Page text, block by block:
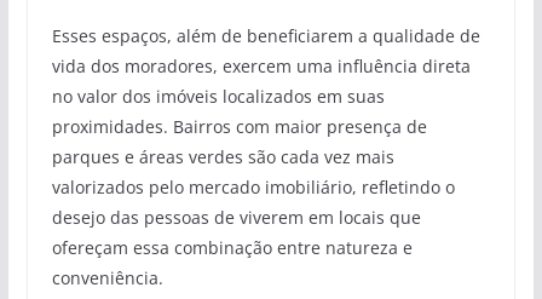
Esses espaços, além de beneficiarem a qualidade de
vida dos moradores, exercem uma influência direta
no valor dos imóveis localizados em suas
proximidades. Bairros com maior presença de
parques e áreas verdes são cada vez mais
valorizados pelo mercado imobiliário, refletindo o
desejo das pessoas de viverem em locais que
ofereçam essa combinação entre natureza e
conveniência.